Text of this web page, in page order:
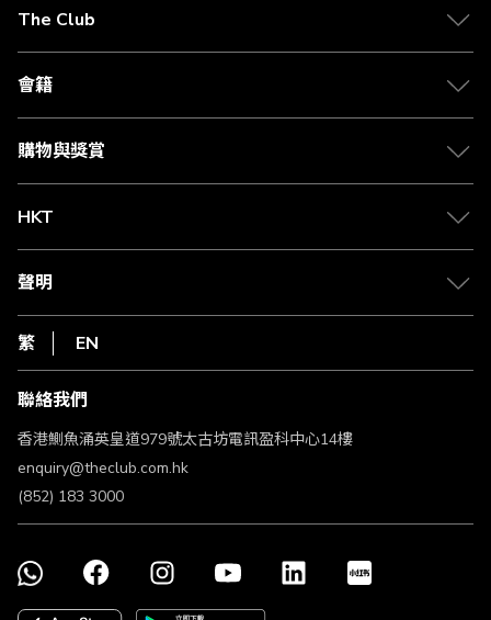
The Club
關於 The Club
合作夥伴
媒體中心
會籍
會籍及專屬禮遇
賺取積分
購物與獎賞
物流與配送
Club Shopping 商品領取站
常見問題
HKT
csl.
1010
HKT
聲明
私隱聲明
使用條款
條款及細則
不歧視及不騷擾聲明
認可牌照及通告
繁 EN
聯絡我們
香港鰂魚涌英皇道979號太古坊電訊盈科中心14樓
enquiry@theclub.com.hk
(852) 183 3000